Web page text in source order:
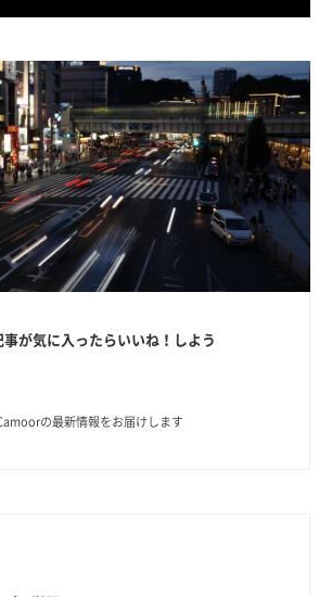
事が気に入ったらいいね！しよう
の最新情報をお届けします